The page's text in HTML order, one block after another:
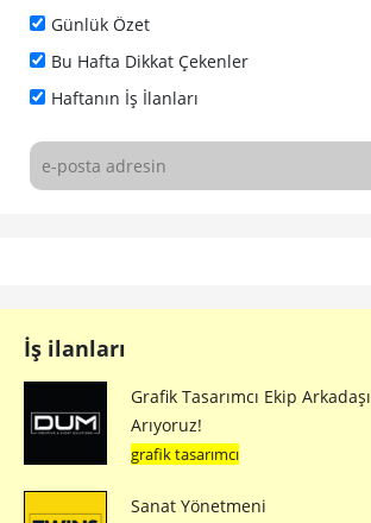
Günlük Özet
Bu Hafta Dikkat Çekenler
Haftanın İş İlanları
İş ilanları
Grafik Tasarımcı Ekip Arkadaşı
Arıyoruz!
grafik tasarımcı
Sanat Yönetmeni